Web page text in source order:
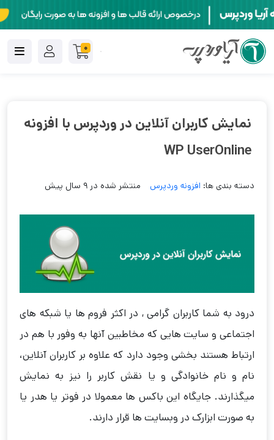
0
نمایش کاربران آنلاین در وردپرس با افزونه
WP UserOnline
دسته بندی ها: افزونه وردپرس منتشر شده در 9 سال پیش
درود به شما کاربران گرامی , در اکثر فروم ها یا شبکه های
اجتماعی و سایت هایی که مخاطبین آنها به وفور با هم در
ارتباط هستند بخشی وجود دارد که علاوه بر کاربران آنلاین،
نام و نام خانوادگی و یا نقش کاربر را نیز به نمایش
میگذارند. جایگاه این باکس ها معمولا در فوتر یا هدر یا
به صورت ابزارک در وبسایت ها قرار دارند.